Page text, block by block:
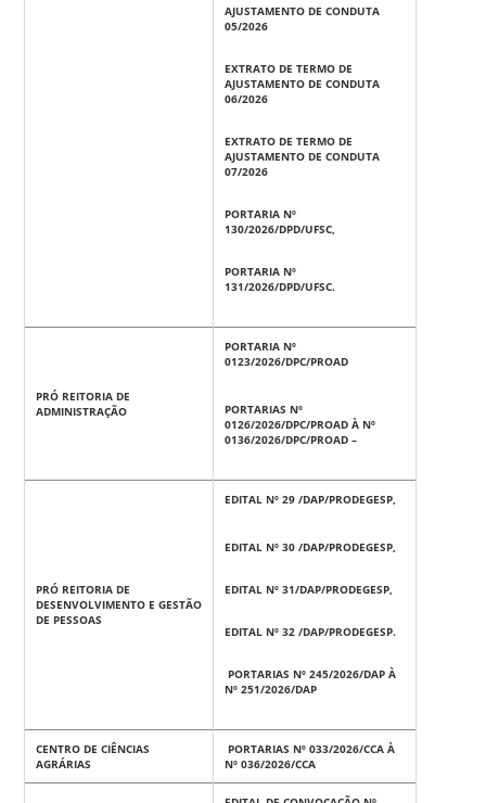
AJUSTAMENTO DE CONDUTA
05/2026
EXTRATO DE TERMO DE
AJUSTAMENTO DE CONDUTA
06/2026
EXTRATO DE TERMO DE
AJUSTAMENTO DE CONDUTA
07/2026
PORTARIA Nº
130/2026/DPD/UFSC,
PORTARIA Nº
131/2026/DPD/UFSC.
PRÓ REITORIA DE
ADMINISTRAÇÃO
PORTARIA Nº
0123/2026/DPC/PROAD
PORTARIAS Nº
0126/2026/DPC/PROAD À Nº
0136/2026/DPC/PROAD –
PRÓ REITORIA DE
DESENVOLVIMENTO E GESTÃO
DE PESSOAS
EDITAL Nº 29 /DAP/PRODEGESP,
EDITAL Nº 30 /DAP/PRODEGESP,
EDITAL Nº 31/DAP/PRODEGESP,
EDITAL Nº 32 /DAP/PRODEGESP.
PORTARIAS Nº 245/2026/DAP À
Nº 251/2026/DAP
CENTRO DE CIÊNCIAS
AGRÁRIAS
PORTARIAS Nº 033/2026/CCA À
Nº 036/2026/CCA